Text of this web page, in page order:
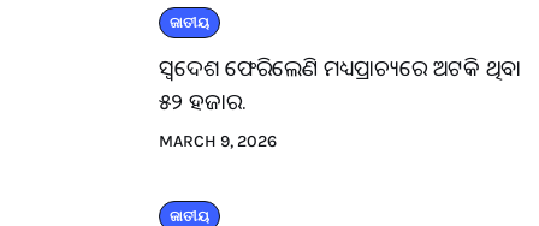
ଜାତୀୟ
ସ୍ବଦେଶ ଫେରିଲେଣି ମଧ୍ୟପ୍ରାଚ୍ୟରେ ଅଟକି ଥିବା
୫୨ ହଜାର.
MARCH 9, 2026
ଜାତୀୟ